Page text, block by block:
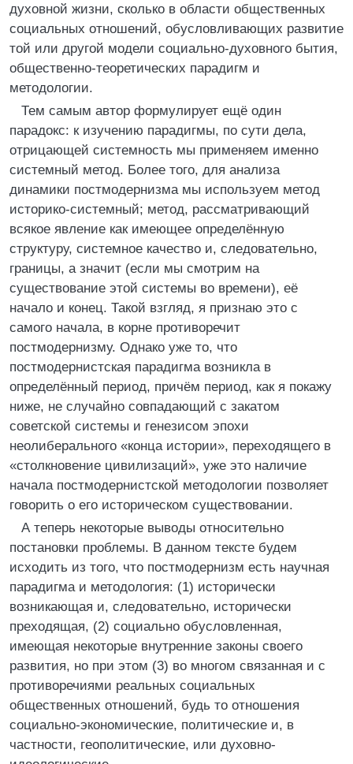
духовной жизни, сколько в области общественных
социальных отношений, обусловливающих развитие
той или другой модели социально-духовного бытия,
общественно-теоретических парадигм и
методологии.
Тем самым автор формулирует ещё один
парадокс: к изучению парадигмы, по сути дела,
отрицающей системность мы применяем именно
системный метод. Более того, для анализа
динамики постмодернизма мы используем метод
историко-системный; метод, рассматривающий
всякое явление как имеющее определённую
структуру, системное качество и, следовательно,
границы, а значит (если мы смотрим на
существование этой системы во времени), её
начало и конец. Такой взгляд, я признаю это с
самого начала, в корне противоречит
постмодернизму. Однако уже то, что
постмодернистская парадигма возникла в
определённый период, причём период, как я покажу
ниже, не случайно совпадающий с закатом
советской системы и генезисом эпохи
неолиберального «конца истории», переходящего в
«столкновение цивилизаций», уже это наличие
начала постмодернистской методологии позволяет
говорить о его историческом существовании.
А теперь некоторые выводы относительно
постановки проблемы. В данном тексте будем
исходить из того, что постмодернизм есть научная
парадигма и методология: (1) исторически
возникающая и, следовательно, исторически
преходящая, (2) социально обусловленная,
имеющая некоторые внутренние законы своего
развития, но при этом (3) во многом связанная и с
противоречиями реальных социальных
общественных отношений, будь то отношения
социально-экономические, политические и, в
частности, геополитические, или духовно-